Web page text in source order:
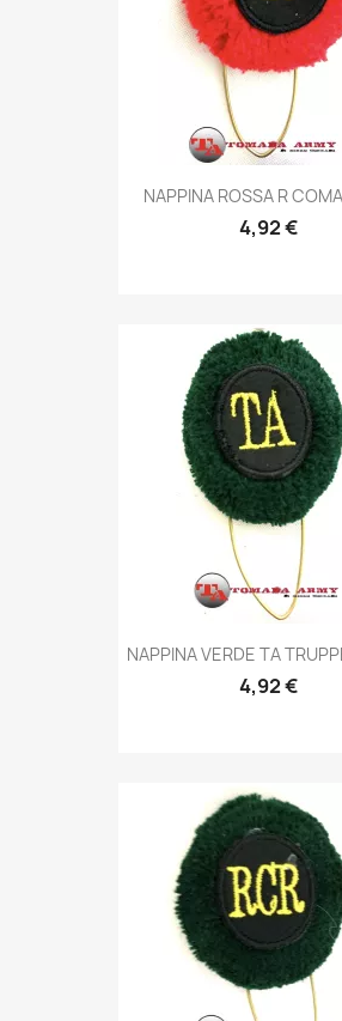
Anteprima
NAPPINA ROSSA R
4,92 €
Anteprima
NAPPINA VERDE TA
4,92 €